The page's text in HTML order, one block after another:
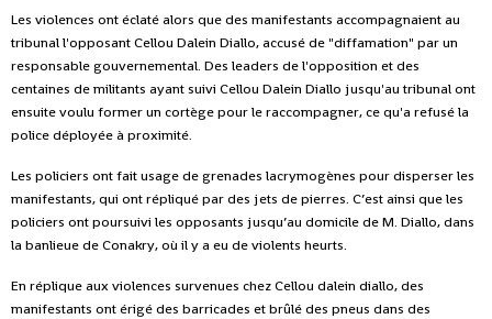
Les violences ont éclaté alors que des manifestants accompagnaient au
tribunal l'opposant Cellou Dalein Diallo, accusé de "diffamation" par un
responsable gouvernemental. Des leaders de l'opposition et des
centaines de militants ayant suivi Cellou Dalein Diallo jusqu'au tribunal ont
ensuite voulu former un cortège pour le raccompagner, ce qu'a refusé la
police déployée à proximité.
Les policiers ont fait usage de grenades lacrymogènes pour disperser les
manifestants, qui ont répliqué par des jets de pierres. C’est ainsi que les
policiers ont poursuivi les opposants jusqu’au domicile de M. Diallo, dans
la banlieue de Conakry, où il y a eu de violents heurts.
En réplique aux violences survenues chez Cellou dalein diallo, des
manifestants ont érigé des barricades et brûlé des pneus dans des